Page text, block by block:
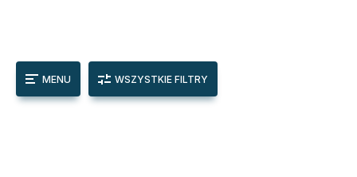
MENU WSZYSTKIE FILTRY